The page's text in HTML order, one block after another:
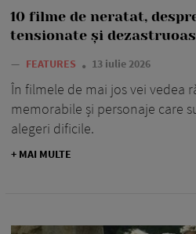
10 filme de neratat,
tensionate și
— FEATURES 13 iulie 2026
În filmele de mai jos vei vedea
memorabile și personaje care
alegeri dificile.
+ MAI MULTE